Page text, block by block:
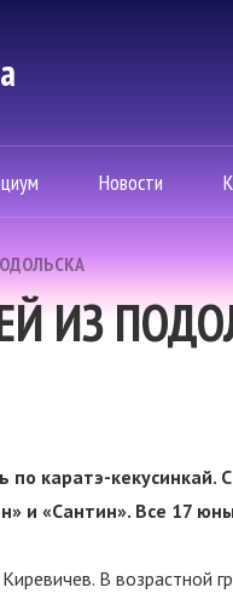
Новости
ИЗ
каратэ-кекусинкай.
и «Сантин». Все 17
В возрастной